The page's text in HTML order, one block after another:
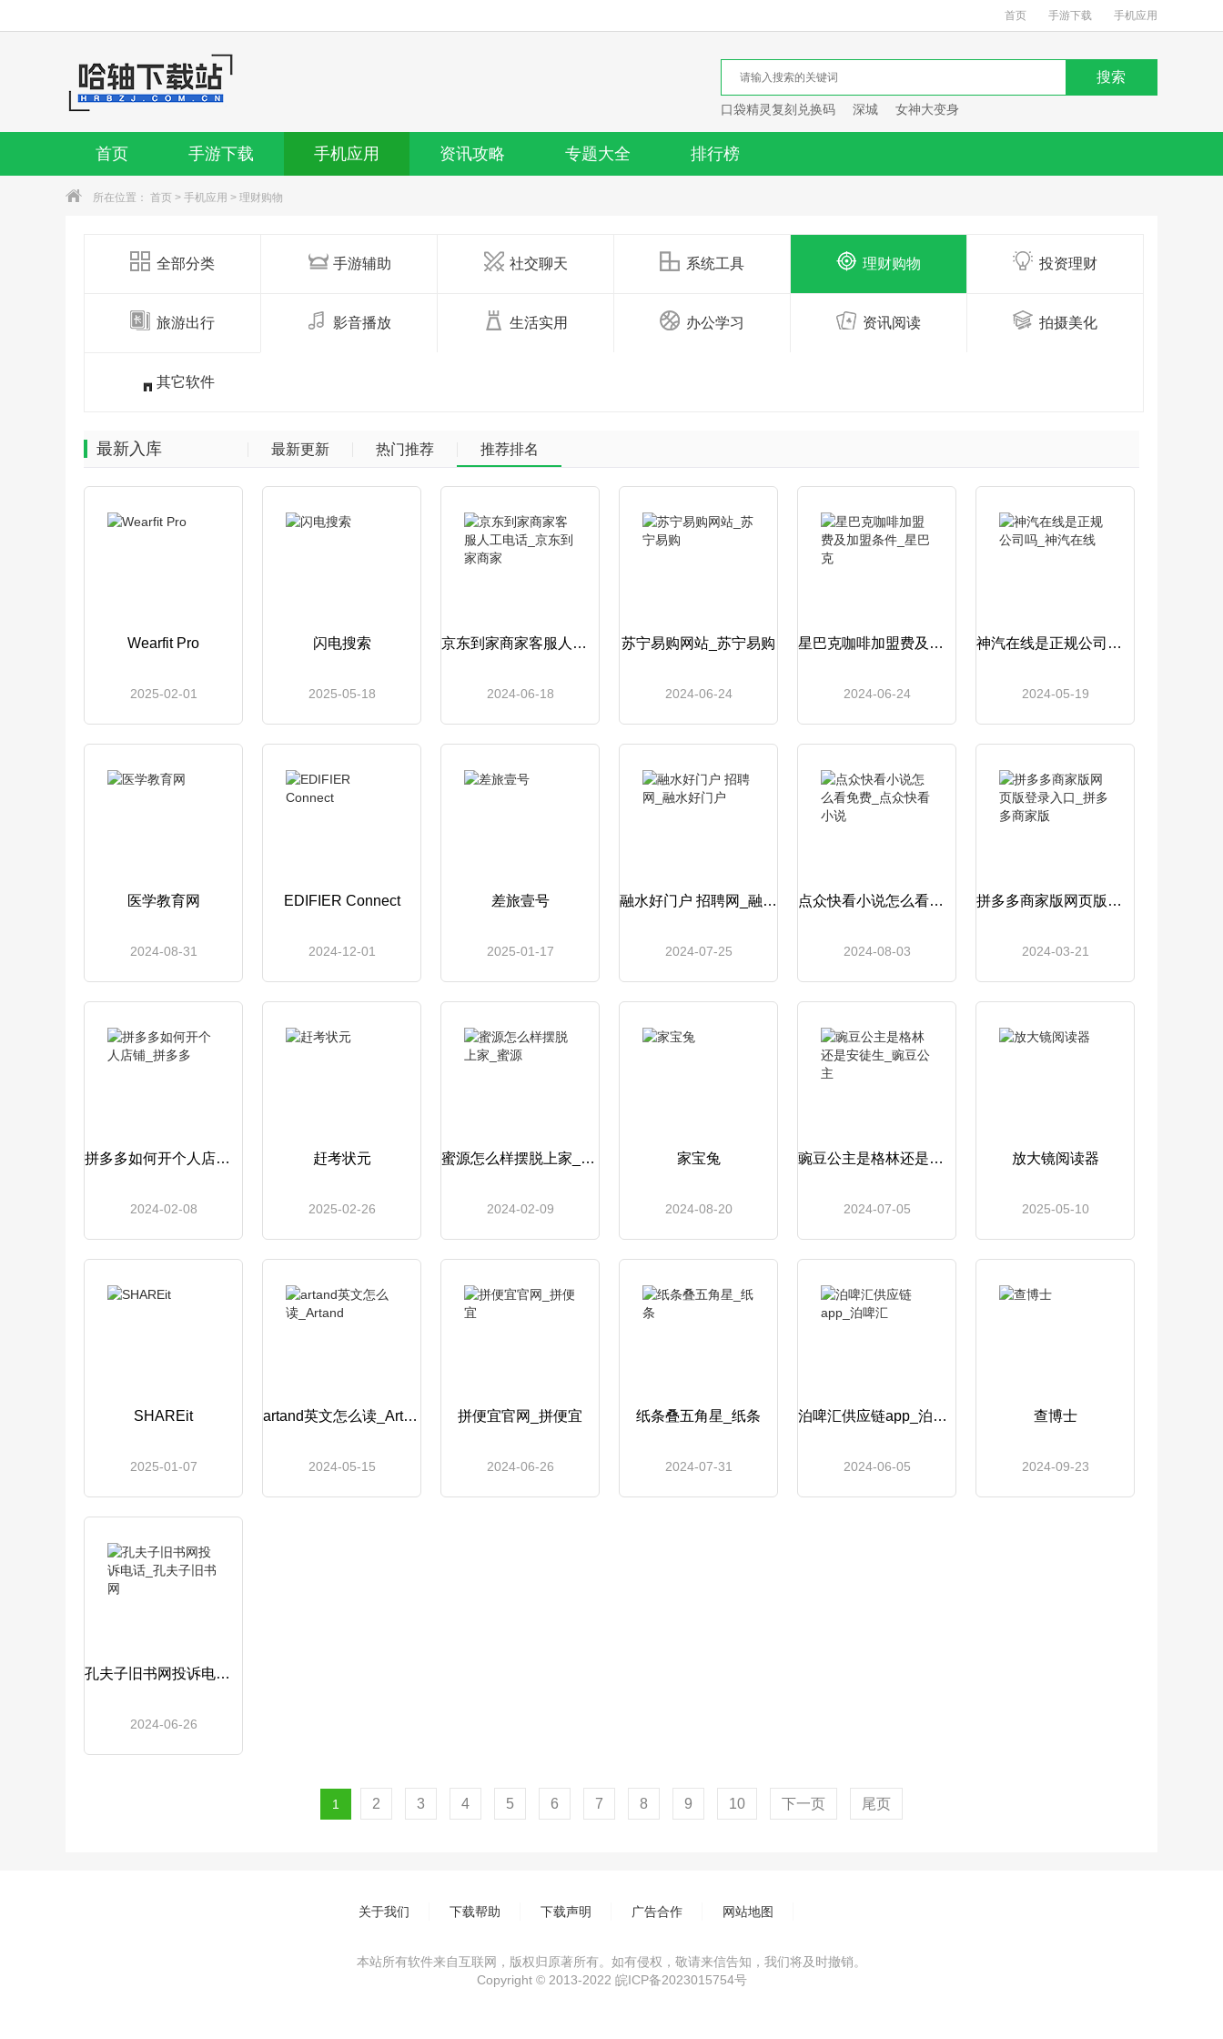
首页 手游下载 手机应用
口袋精灵复刻兑换码 深城 女神大变身
首页 手游下载 手机应用 资讯攻略 专题大全 排行榜
所在位置： 首页 > 手机应用 > 理财购物
全部分类 手游辅助 社交聊天 系统工具 理财购物 投资理财
旅游出行 影音播放 生活实用 办公学习 资讯阅读 拍摄美化
其它软件
最新入库 最新更新 热门推荐 推荐排名
Wearfit Pro
2025-02-01
闪电搜索
2025-05-18
京东到家商家客服人工电话_京东到家商家
2024-06-18
苏宁易购网站_苏宁易购
2024-06-24
星巴克咖啡加盟费及加盟条件_星巴克
2024-06-24
神汽在线是正规公司吗_神汽在线
2024-05-19
医学教育网
2024-08-31
EDIFIER Connect
2024-12-01
差旅壹号
2025-01-17
融水好门户 招聘网_融水好门户
2024-07-25
点众快看小说怎么看免费_点众快看小说
2024-08-03
拼多多商家版网页版登录入口_拼多多商家版
2024-03-21
拼多多如何开个人店铺_拼多多
2024-02-08
赶考状元
2025-02-26
蜜源怎么样摆脱上家_蜜源
2024-02-09
家宝兔
2024-08-20
豌豆公主是格林还是安徒生_豌豆公主
2024-07-05
放大镜阅读器
2025-05-10
SHAREit
2025-01-07
artand英文怎么读_Artand
2024-05-15
拼便宜官网_拼便宜
2024-06-26
纸条叠五角星_纸条
2024-07-31
泊啤汇供应链app_泊啤汇
2024-06-05
查博士
2024-09-23
孔夫子旧书网投诉电话_孔夫子旧书网
2024-06-26
1 2 3 4 5 6 7 8 9 10 下一页 尾页
关于我们 下载帮助 下载声明 广告合作 网站地图
本站所有软件来自互联网，版权归原著所有。如有侵权，敬请来信告知，我们将及时撤销。
Copyright © 2013-2022 皖ICP备2023015754号